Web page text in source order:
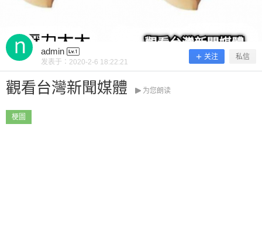
admin
发表于： 2020-2-6 18:22:21
关注 私信
觀看台灣新聞媒體 为您朗读
梗圖
扫描二维码继续阅读